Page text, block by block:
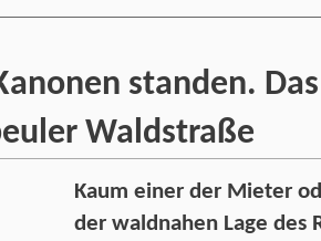
standen.
Waldstraße
Kaum einer der Mieter
der waldnahen Lage des